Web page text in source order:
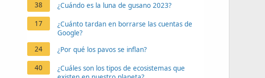
38 ¿Cuándo es la luna de gusano 2023?
17
¿Cuánto tardan en borrarse las cuentas de
Google?
24
¿Por qué los pavos se inflan?
40
¿Cuáles son los tipos de ecosistemas que